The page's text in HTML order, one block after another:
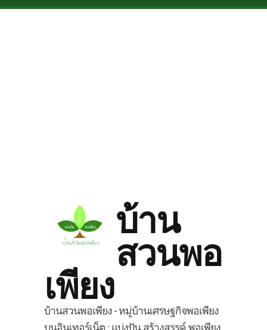
Skip to main content
บ้าน
สวนพอ
เพียง
บ้านสวนพอเพียง - หมู่บ้านเศรษฐกิจพอเพียง